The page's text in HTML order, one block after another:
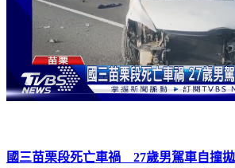
國三苗栗段死亡車禍 27歲男駕車自撞